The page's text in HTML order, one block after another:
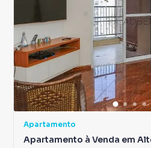
Apartamento
Apartamento à Venda em